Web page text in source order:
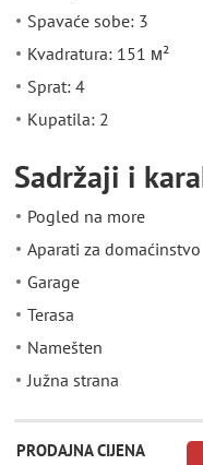
Spavaće sobe: 3
Kvadratura: 151 м²
Sprat: 4
Kupatila: 2
Sadržaji i
Pogled na more
Aparati za domaćinstvo
Garage
Terasa
Namešten
Južna strana
PRODAJNA CIJENA